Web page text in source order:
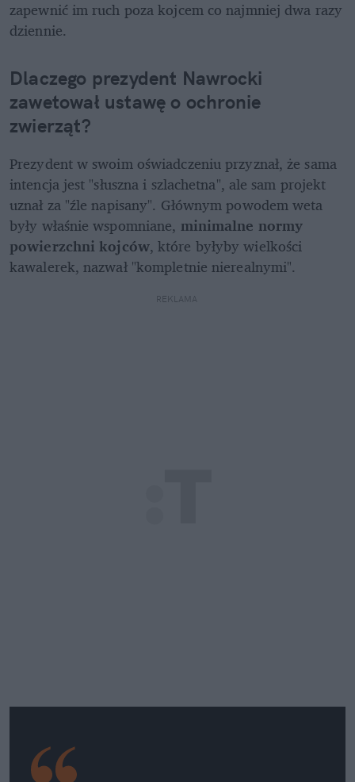
zapewnić im ruch poza kojcem co najmniej dwa razy
dziennie.
Dlaczego prezydent Nawrocki
zawetował ustawę o ochronie
zwierząt?
Prezydent w swoim oświadczeniu przyznał, że sama
intencja jest "słuszna i szlachetna", ale sam projekt
uznał za "źle napisany". Głównym powodem weta
były właśnie wspomniane, minimalne normy
powierzchni kojców, które byłyby wielkości
kawalerek, nazwał "kompletnie nierealnymi".
REKLAMA